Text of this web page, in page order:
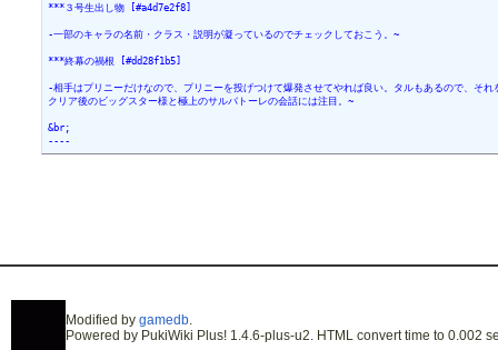
***３号生出し物 [#a4d7e2f8]
-一部のキャラの名前・クラス・説明が凝っているのでチェックしておこう。~
***終幕の禍根 [#dd28f1b5]
-相手はプリニーだけなので、プリニーを投げつけて爆発させてやれば良い。タルもあるので、それ
クリア後のビッグスター様と極上のサルバトーレの会話には注目。~
&br;
----
Modified by gamedb.
Powered by PukiWiki Plus! 1.4.6-plus-u2. HTML convert time to 0.002